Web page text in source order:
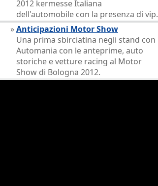
2012 kermesse Italiana
dell'automobile con la presenza di vip.
»Anticipazioni Motor Show
Una prima sbirciatina negli stand con
Automania con le anteprime, auto
storiche e vetture racing al Motor
Show di Bologna 2012.